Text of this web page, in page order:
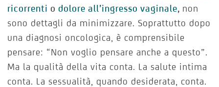
ricorrenti o dolore all’ingresso vaginale, non
sono dettagli da minimizzare. Soprattutto dopo
una diagnosi oncologica, è comprensibile
pensare: “Non voglio pensare anche a questo”.
Ma la qualità della vita conta. La salute intima
conta. La sessualità, quando desiderata, conta.